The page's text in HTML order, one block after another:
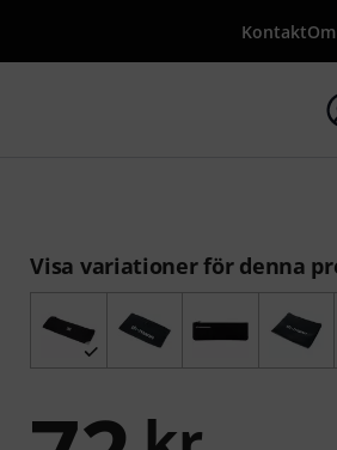
Kontakt
sökningen med söktermen
Visa variationer för denna